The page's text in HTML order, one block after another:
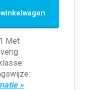
Met
»